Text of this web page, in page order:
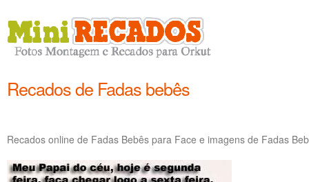
Recados de Fadas bebês
Recados online de Fadas Bebês para Face e imagens de Fadas